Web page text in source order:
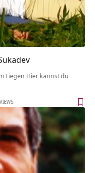
Liegen Hier kannst du